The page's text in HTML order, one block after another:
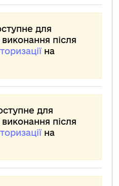
для
після
на
для
після
на